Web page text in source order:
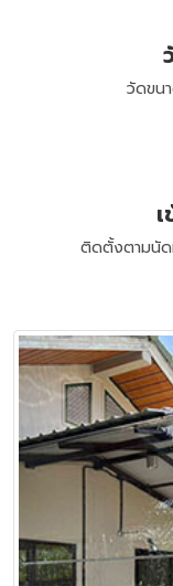
วัดขน
ติดตั้งตามนัด